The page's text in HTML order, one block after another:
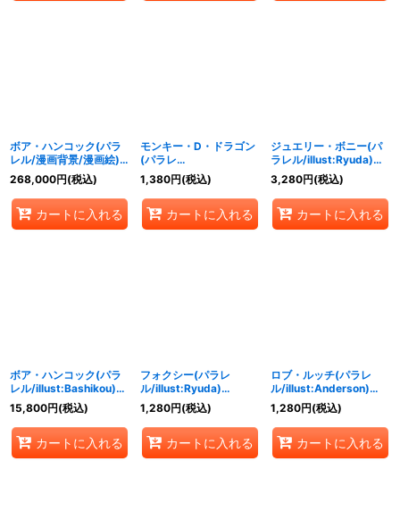
ボア・ハンコック(パラ
レル/漫画背景/漫画絵)
【SR/SP】{OP07-051}
268,000円(税込)
カートに入れる
モンキー・D・ドラゴン
(パラレ
ル/illust:Anderson)
【L/P】{OP07-001}
1,380円(税込)
カートに入れる
ジュエリー・ボニー(パ
ラレル/illust:Ryuda)
【L/P】{OP07-019}
3,280円(税込)
カートに入れる
ボア・ハンコック(パラ
レル/illust:Bashikou)
【L/P】{OP07-038}
15,800円(税込)
カートに入れる
フォクシー(パラレ
ル/illust:Ryuda)
【L/P】{OP07-059}
1,280円(税込)
カートに入れる
ロブ・ルッチ(パラレ
ル/illust:Anderson)
【L/P】{OP07-079}
1,280円(税込)
カートに入れる